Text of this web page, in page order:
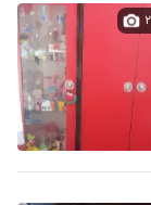
۲